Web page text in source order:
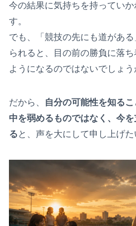
今の結果に気持ちを持っていか
す。
でも、「競技の先にも道があ
られると、目の前の勝負に落
ようになるのではないでしょう
だから、
自分の可能性を知る
中を弱めるものではなく、今
る と、声を大にして申し上げた